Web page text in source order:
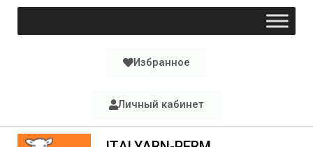
Избранное
Личный кабинет